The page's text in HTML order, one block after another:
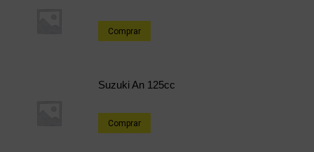
Comprar
Suzuki An 125cc
Comprar